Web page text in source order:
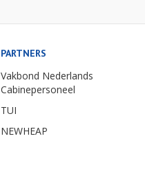
PARTNERS
Vakbond Nederlands
Cabinepersoneel
TUI
NEWHEAP